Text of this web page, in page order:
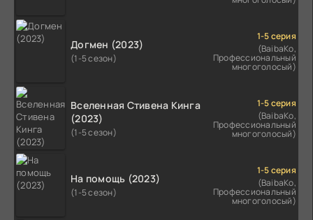
Догмен (2023)
(1-5 сезон)
1-5 серия
(BaibaKo,
Профессиональный
многоголосый)
Вселенная Стивена Кинга
(2023)
(1-5 сезон)
1-5 серия
(BaibaKo,
Профессиональный
многоголосый)
На помощь (2023)
(1-5 сезон)
1-5 серия
(BaibaKo,
Профессиональный
многоголосый)